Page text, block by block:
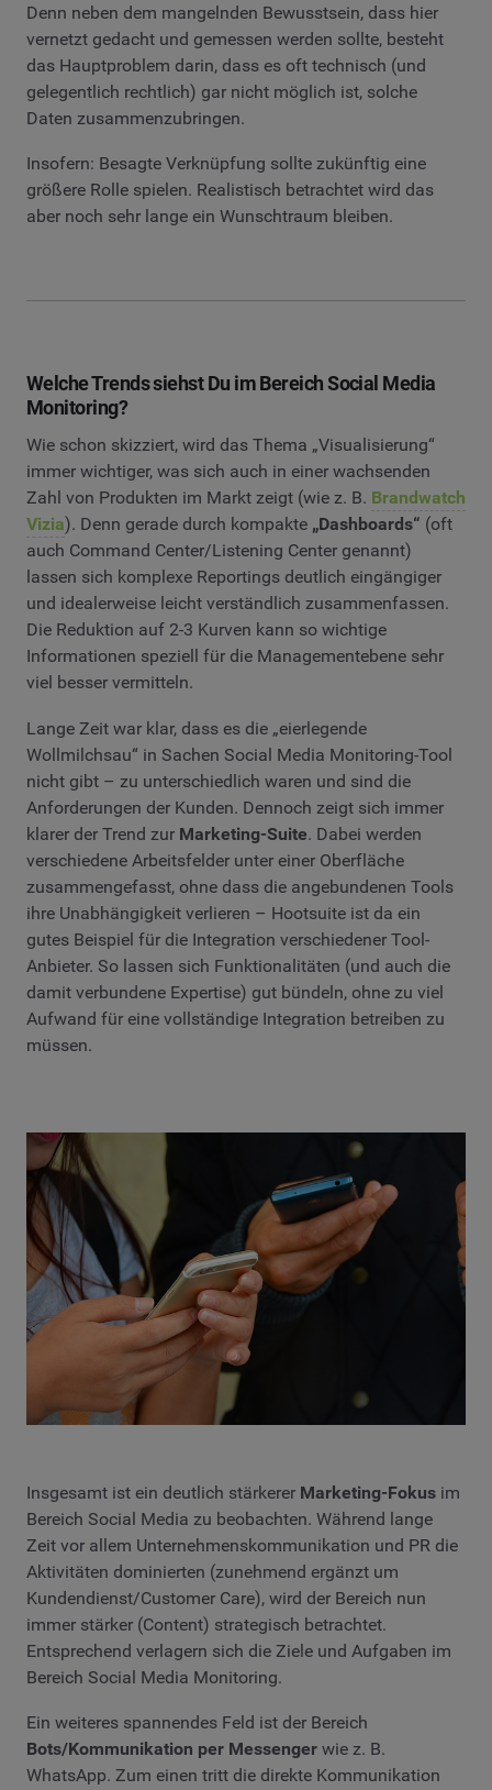
Denn neben dem mangelnden Bewusstsein, dass hier
vernetzt gedacht und gemessen werden sollte, besteht
das Hauptproblem darin, dass es oft technisch (und
gelegentlich rechtlich) gar nicht möglich ist, solche
Daten zusammenzubringen.
Insofern: Besagte Verknüpfung sollte zukünftig eine
größere Rolle spielen. Realistisch betrachtet wird das
aber noch sehr lange ein Wunschtraum bleiben.
Welche Trends siehst Du im Bereich Social Media
Monitoring?
Wie schon skizziert, wird das Thema „Visualisierung“
immer wichtiger, was sich auch in einer wachsenden
Zahl von Produkten im Markt zeigt (wie z. B. Brandwatch
Vizia). Denn gerade durch kompakte „Dashboards“ (oft
auch Command Center/Listening Center genannt)
lassen sich komplexe Reportings deutlich eingängiger
und idealerweise leicht verständlich zusammenfassen.
Die Reduktion auf 2-3 Kurven kann so wichtige
Informationen speziell für die Managementebene sehr
viel besser vermitteln.
Lange Zeit war klar, dass es die „eierlegende
Wollmilchsau“ in Sachen Social Media Monitoring-Tool
nicht gibt – zu unterschiedlich waren und sind die
Anforderungen der Kunden. Dennoch zeigt sich immer
klarer der Trend zur Marketing-Suite. Dabei werden
verschiedene Arbeitsfelder unter einer Oberfläche
zusammengefasst, ohne dass die angebundenen Tools
ihre Unabhängigkeit verlieren – Hootsuite ist da ein
gutes Beispiel für die Integration verschiedener Tool-
Anbieter. So lassen sich Funktionalitäten (und auch die
damit verbundene Expertise) gut bündeln, ohne zu viel
Aufwand für eine vollständige Integration betreiben zu
müssen.
Insgesamt ist ein deutlich stärkerer Marketing-Fokus im
Bereich Social Media zu beobachten. Während lange
Zeit vor allem Unternehmenskommunikation und PR die
Aktivitäten dominierten (zunehmend ergänzt um
Kundendienst/Customer Care), wird der Bereich nun
immer stärker (Content) strategisch betrachtet.
Entsprechend verlagern sich die Ziele und Aufgaben im
Bereich Social Media Monitoring.
Ein weiteres spannendes Feld ist der Bereich
Bots/Kommunikation per Messenger wie z. B.
WhatsApp. Zum einen tritt die direkte Kommunikation